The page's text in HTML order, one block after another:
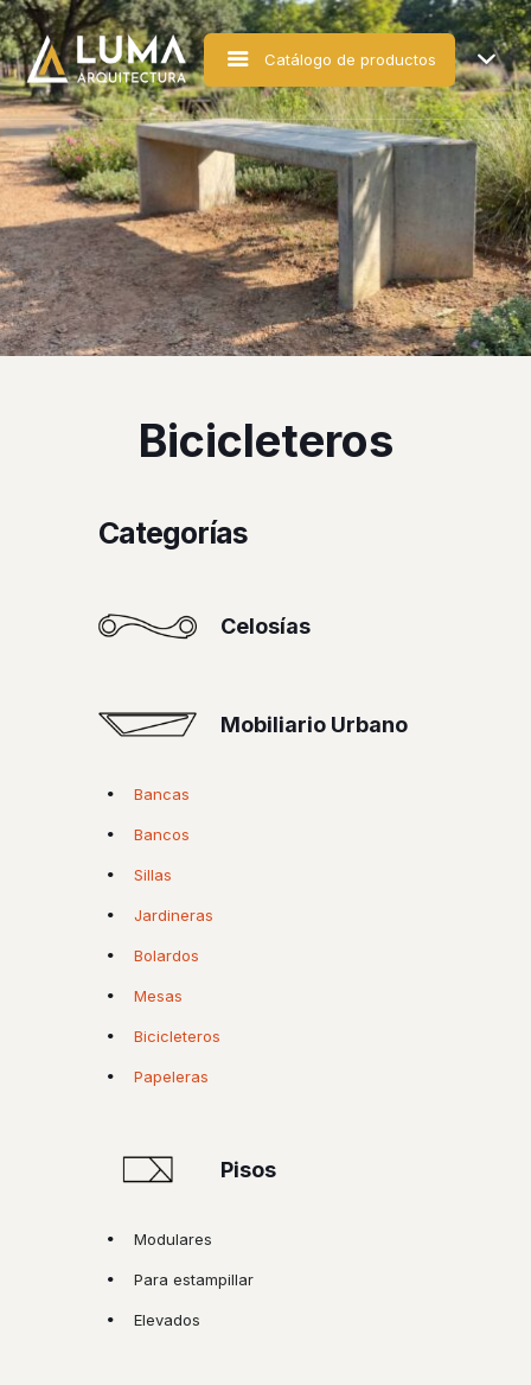
Catálogo de productos
Bicicleteros
Categorías
Celosías
Mobiliario Urbano
Bancas
Bancos
Sillas
Jardineras
Bolardos
Mesas
Bicicleteros
Papeleras
Pisos
Modulares
Para estampillar
Elevados